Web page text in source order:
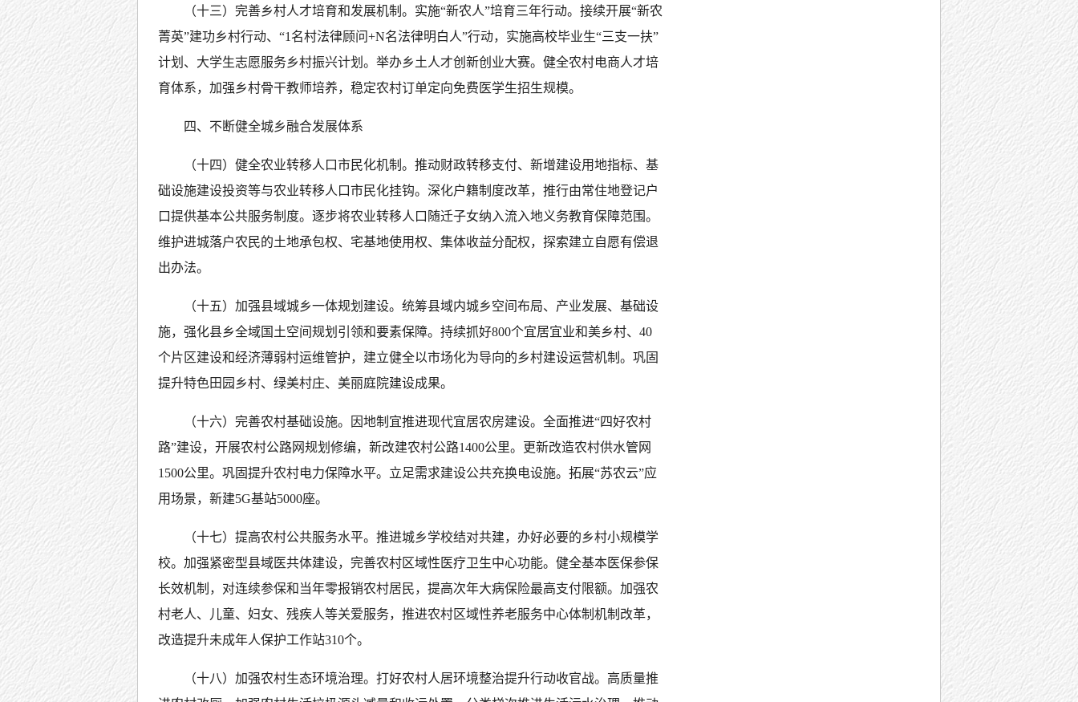
（十三）完善乡村人才培育和发展机制。实施“新农人”培育三年行动。接续开展“新农
菁英”建功乡村行动、“1名村法律顾问+N名法律明白人”行动，实施高校毕业生“三支一扶”
计划、大学生志愿服务乡村振兴计划。举办乡土人才创新创业大赛。健全农村电商人才培
育体系，加强乡村骨干教师培养，稳定农村订单定向免费医学生招生规模。
四、不断健全城乡融合发展体系
（十四）健全农业转移人口市民化机制。推动财政转移支付、新增建设用地指标、基
础设施建设投资等与农业转移人口市民化挂钩。深化户籍制度改革，推行由常住地登记户
口提供基本公共服务制度。逐步将农业转移人口随迁子女纳入流入地义务教育保障范围。
维护进城落户农民的土地承包权、宅基地使用权、集体收益分配权，探索建立自愿有偿退
出办法。
（十五）加强县域城乡一体规划建设。统筹县域内城乡空间布局、产业发展、基础设
施，强化县乡全域国土空间规划引领和要素保障。持续抓好800个宜居宜业和美乡村、40
个片区建设和经济薄弱村运维管护，建立健全以市场化为导向的乡村建设运营机制。巩固
提升特色田园乡村、绿美村庄、美丽庭院建设成果。
（十六）完善农村基础设施。因地制宜推进现代宜居农房建设。全面推进“四好农村
路”建设，开展农村公路网规划修编，新改建农村公路1400公里。更新改造农村供水管网
1500公里。巩固提升农村电力保障水平。立足需求建设公共充换电设施。拓展“苏农云”应
用场景，新建5G基站5000座。
（十七）提高农村公共服务水平。推进城乡学校结对共建，办好必要的乡村小规模学
校。加强紧密型县域医共体建设，完善农村区域性医疗卫生中心功能。健全基本医保参保
长效机制，对连续参保和当年零报销农村居民，提高次年大病保险最高支付限额。加强农
村老人、儿童、妇女、残疾人等关爱服务，推进农村区域性养老服务中心体制机制改革，
改造提升未成年人保护工作站310个。
（十八）加强农村生态环境治理。打好农村人居环境整治提升行动收官战。高质量推